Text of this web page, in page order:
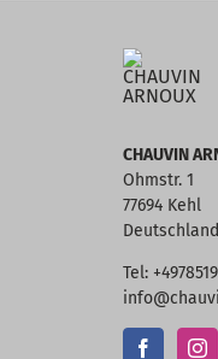
CHAUVIN
Ohmstr. 1
77694 Kehl
Deutschland
Tel: